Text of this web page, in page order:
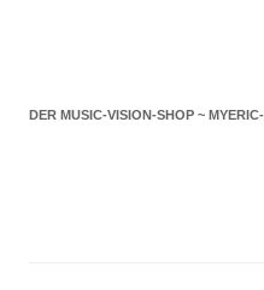
DER MUSIC-VISION-SHOP ~